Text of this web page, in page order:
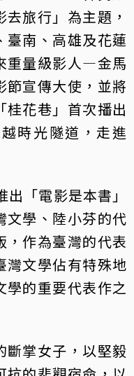
旅行」為主題，
臺南、高雄及花蓮
重量級影人—金馬
節宣傳大使，並將
桂花巷」首次播出
時光隧道，走進
「電影是本書」
文學、陸小芬的代
，作為臺灣的代表
灣文學佔有特殊地
學的重要代表作之
斷掌女子，以堅毅